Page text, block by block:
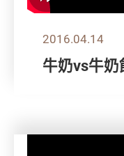
2016.04.14
牛奶vs牛奶